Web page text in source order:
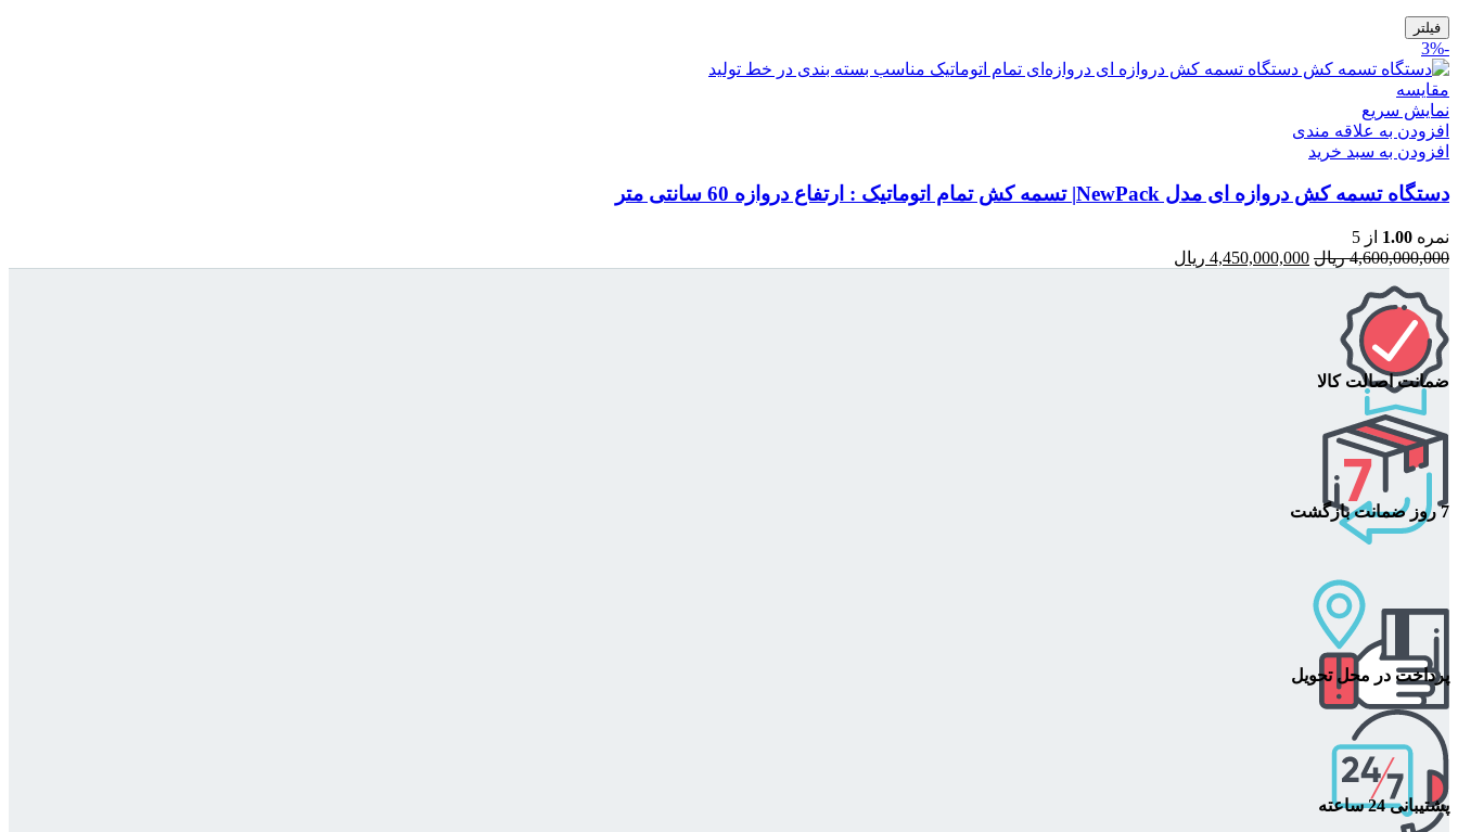
فیلتر
-3%
مقایسه
نمایش سریع
افزودن به علاقه مندی
افزودن به سبد خرید
دستگاه تسمه‌ کش دروازه‌ ای مدل NewPack| تسمه کش تمام اتوماتیک : ارتفاع دروازه 60 سانتی متر
نمره 1.00 از 5
4,600,000,000 ریال قیمت
4,450,000,000 ریال
ضمانت اصالت کالا
7 روز ضمانت بازگشت
پرداخت در محل تحویل
پشتیبانی 24 ساعته